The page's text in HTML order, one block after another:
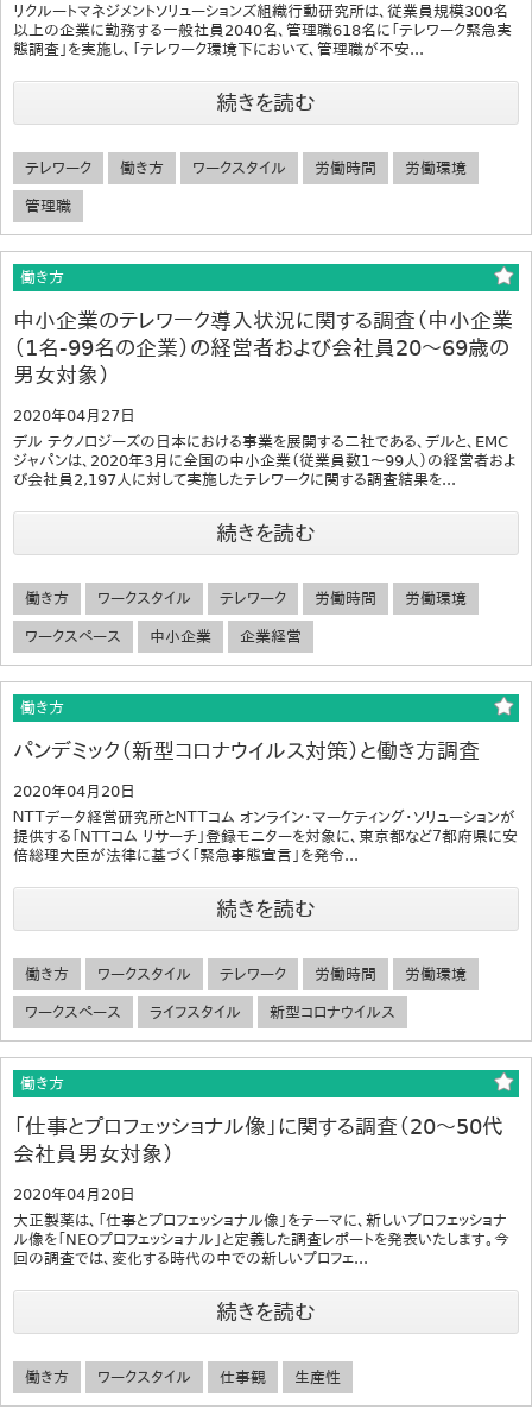
リクルートマネジメントソリューションズ組織行動研究所は、従業員規模300名
以上の企業に勤務する一般社員2040名、管理職618名に「テレワーク緊急実
態調査」を実施し、「テレワーク環境下において、管理職が不安...
続きを読む
テレワーク 働き方 ワークスタイル 労働時間 労働環境
管理職
働き方
中小企業のテレワーク導入状況に関する調査（中小企業
（1名-99名の企業）の経営者および会社員20～69歳の
男女対象）
2020年04月27日
デル テクノロジーズの日本における事業を展開する二社である、デルと、EMC
ジャパンは、2020年3月に全国の中小企業（従業員数1～99人）の経営者およ
び会社員2,197人に対して実施したテレワークに関する調査結果を...
続きを読む
働き方 ワークスタイル テレワーク 労働時間 労働環境
ワークスペース 中小企業 企業経営
働き方
パンデミック（新型コロナウイルス対策）と働き方調査
2020年04月20日
ＮＴＴデータ経営研究所とＮＴＴコム オンライン・マーケティング・ソリューションが
提供する「NTTコム リサーチ」登録モニターを対象に、東京都など７都府県に安
倍総理大臣が法律に基づく「緊急事態宣言」を発令...
続きを読む
働き方 ワークスタイル テレワーク 労働時間 労働環境
ワークスペース ライフスタイル 新型コロナウイルス
働き方
「仕事とプロフェッショナル像」に関する調査（20～50代
会社員男女対象）
2020年04月20日
大正製薬は、「仕事とプロフェッショナル像」をテーマに、新しいプロフェッショナ
ル像を「NEOプロフェッショナル」と定義した調査レポートを発表いたします。今
回の調査では、変化する時代の中での新しいプロフェ...
続きを読む
働き方 ワークスタイル 仕事観 生産性